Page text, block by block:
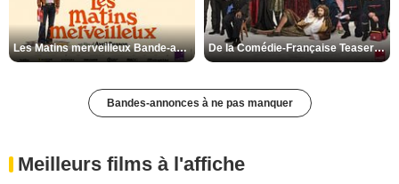
Les Matins merveilleux Bande-annonce VF De la Comédie-Française Teaser VF
Bandes-annonces à ne pas manquer
Meilleurs films à l'affiche